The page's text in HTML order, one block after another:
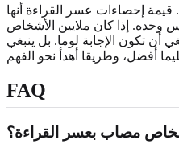
إحصاءات عسر القراءة أنها
وحده. إذا كان ملايين الأشخاص
أن تكون الإجابة لوما. بل ينبغي
FAQ